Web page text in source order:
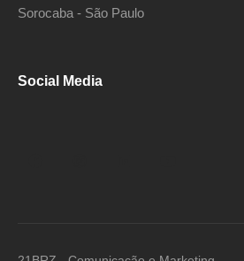
Sorocaba - São Paulo
Social Media